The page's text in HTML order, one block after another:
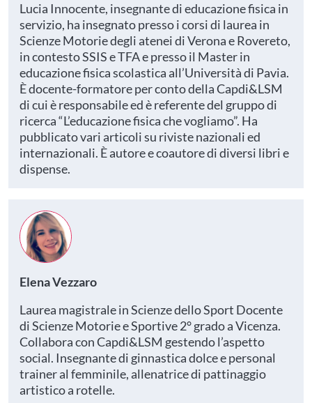
Lucia Innocente, insegnante di educazione fisica in
servizio, ha insegnato presso i corsi di laurea in
Scienze Motorie degli atenei di Verona e Rovereto,
in contesto SSIS e TFA e presso il Master in
educazione fisica scolastica all’Università di Pavia.
È docente-formatore per conto della Capdi&LSM
di cui è responsabile ed è referente del gruppo di
ricerca “L’educazione fisica che vogliamo”. Ha
pubblicato vari articoli su riviste nazionali ed
internazionali. È autore e coautore di diversi libri e
dispense.
Elena Vezzaro
Laurea magistrale in Scienze dello Sport Docente
di Scienze Motorie e Sportive 2° grado a Vicenza.
Collabora con Capdi&LSM gestendo l’aspetto
social. Insegnante di ginnastica dolce e personal
trainer al femminile, allenatrice di pattinaggio
artistico a rotelle.